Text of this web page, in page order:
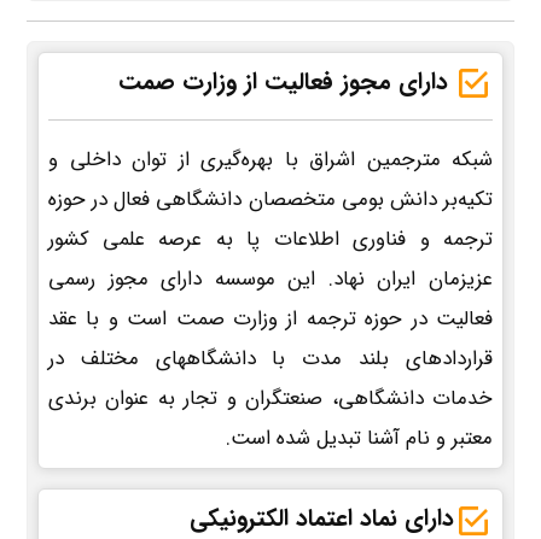
دارای مجوز فعالیت از وزارت صمت
شبکه مترجمین اشراق با بهره‌گیری از توان داخلی و
تکیه‌بر دانش بومی متخصصان دانشگاهی فعال در حوزه
ترجمه و فناوری اطلاعات پا به عرصه علمی کشور
عزیزمان ایران نهاد. این موسسه دارای مجوز رسمی
فعالیت در حوزه ترجمه از وزارت صمت است و با عقد
قراردادهای بلند مدت با دانشگاههای مختلف در
خدمات دانشگاهی، صنعتگران و تجار به عنوان برندی
معتبر و نام آشنا تبدیل شده است.
دارای نماد اعتماد الکترونیکی